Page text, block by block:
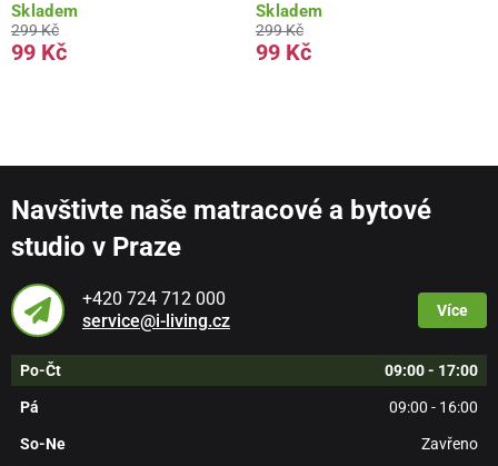
Skladem
299 Kč
99 Kč
Skladem
299 Kč
99 Kč
Navštivte naše matracové a bytové
studio v Praze
+420 724 712 000
service@i-living.cz
Více
Po-Čt 09:00 - 17:00
Pá 09:00 - 16:00
So-Ne Zavřeno